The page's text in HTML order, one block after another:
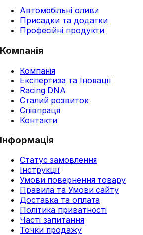
Автомобільні оливи
Присадки та додатки
Професійні продукти
Компанія
Компанія
Експертиза та Іновації
Racing DNA
Сталий розвиток
Співпраця
Контакти
Інформація
Статус замовлення
Інструкції
Умови повернення товару
Правила та Умови сайту
Доставка та оплата
Політика приватності
Часті запитання
Точки продажу